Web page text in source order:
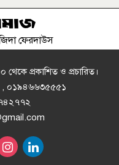
কোটি টাকার বেড়িবাঁধে
আক্রমণে ক্ষতিগ্রস্ত তিন
করল আইএফএসডি
ফেরদাউস
প্রকাশিত ও প্রচারিত।
০১৯৪৬৬৩৫৫৫১